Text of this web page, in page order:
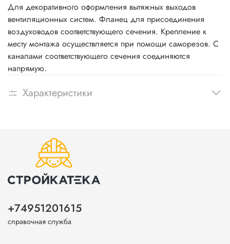
Для декоративного оформления вытяжных выходов
вентиляционных систем. Фланец для присоединения
воздуховодов соответствующего сечения. Крепление к
месту монтажа осуществляется при помощи саморезов. C
каналами соответствующего сечения соединяются
напрямую.
Характеристики
+74951201615
справочная служба